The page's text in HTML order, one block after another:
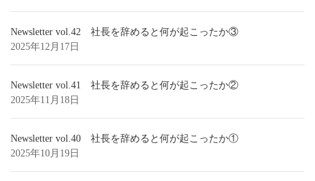
Newsletter vol.42 社長を辞めると何が起こったか③
2025年12月17日
Newsletter vol.41 社長を辞めると何が起こったか②
2025年11月18日
Newsletter vol.40 社長を辞めると何が起こったか①
2025年10月19日